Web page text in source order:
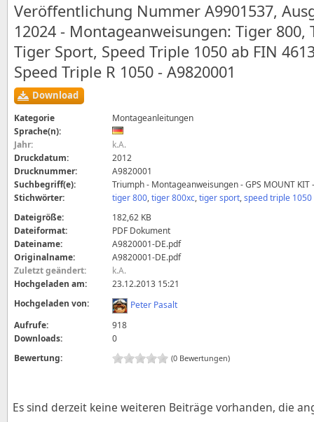
Veröffentlichung Nummer A9901537,
12024 - Montageanweisungen: Tiger 800,
Tiger Sport, Speed Triple 1050 ab FIN
Speed Triple R 1050 - A9820001
Download
Kategorie
Montageanleitungen
Sprache(n):
Jahr:
k.A.
Druckdatum:
2012
Drucknummer:
A9820001
Suchbegriff(e):
Triumph - Montageanweisungen - GPS MOUNT KIT
Stichwörter:
tiger 800,tiger 800xc,tiger sport,speed triple 1050
Dateigröße:
182,62 KB
Dateiformat:
PDF Dokument
Dateiname:
A9820001-DE.pdf
Originalname:
A9820001-DE.pdf
Zuletzt geändert:
k.A.
Hochgeladen am:
23.12.2013 15:21
Hochgeladen von:
Peter Pasalt
Aufrufe:
918
Downloads:
0
Bewertung:
(0 Bewertungen)
Es sind derzeit keine weiteren Beiträge vorhanden, die